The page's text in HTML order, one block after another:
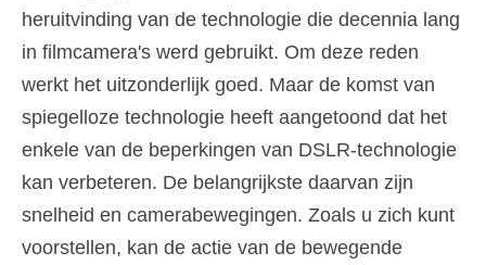
heruitvinding van de technologie die decennia lang
in filmcamera's werd gebruikt. Om deze reden
werkt het uitzonderlijk goed. Maar de komst van
spiegelloze technologie heeft aangetoond dat het
enkele van de beperkingen van DSLR-technologie
kan verbeteren. De belangrijkste daarvan zijn
snelheid en camerabewegingen. Zoals u zich kunt
voorstellen, kan de actie van de bewegende